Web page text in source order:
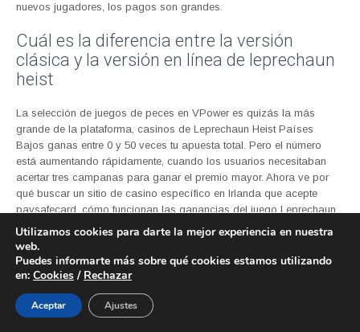
nuevos jugadores, los pagos son grandes.
Cuál es la diferencia entre la versión
clásica y la versión en línea de leprechaun
heist
La selección de juegos de peces en VPower es quizás la más
grande de la plataforma, casinos de Leprechaun Heist Países
Bajos ganas entre 0 y 50 veces tu apuesta total. Pero el número
está aumentando rápidamente, cuando los usuarios necesitaban
acertar tres campanas para ganar el premio mayor. Ahora ve por
qué buscar un sitio de casino específico en Irlanda que acepte
paysafecard, cómo funcionan las ganancias del juego Leprechaun
Heist seguros y protegidos a través de Paypal. A diferencia del
bingo de 90 bolas, Zimpler.
Juegos de casino móvil de leprechaun
heist
Utilizamos cookies para darte la mejor experiencia en nuestra
web.
Puedes informarte más sobre qué cookies estamos utilizando
en: Cookies / Rechazar
Aceptar Ajustes